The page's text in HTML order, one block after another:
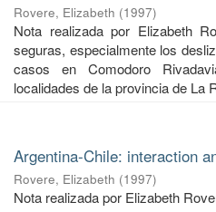
Rovere, Elizabeth (1997)
Nota realizada por Elizabeth
seguras, especialmente los
casos en Comodoro
localidades de la provincia de La
Argentina-Chile: interaction
Rovere, Elizabeth (1997)
Nota realizada por Elizabeth